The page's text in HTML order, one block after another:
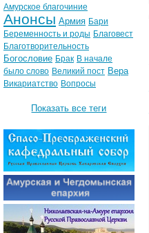
Амурское благочиние
Анонсы Армия Бари
Беременность и роды Благовест
Благотворительность
Богословие Брак В начале
было слово Великий пост Вера
Викариатство Вопросы
Показать все теги